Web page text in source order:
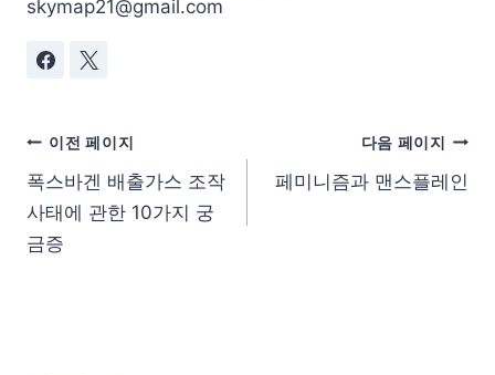
skymap21@gmail.com
이전 페이지
폭스바겐 배출가스 조작
사태에 관한 10가지 궁
금증
다음 페이지
페미니즘과 맨스플레인